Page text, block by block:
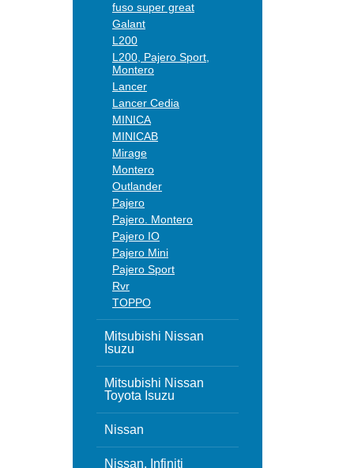
fuso super great
Galant
L200
L200, Pajero Sport,
Montero
Lancer
Lancer Cedia
MINICA
MINICAB
Mirage
Montero
Outlander
Pajero
Pajero. Montero
Pajero IO
Pajero Mini
Pajero Sport
Rvr
TOPPO
Mitsubishi Nissan
Isuzu
Mitsubishi Nissan
Toyota Isuzu
Nissan
Nissan, Infiniti